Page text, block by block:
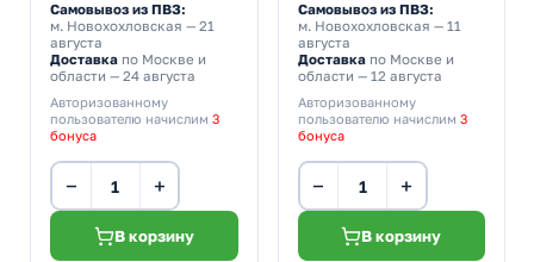
Самовывоз из ПВЗ:
м. Новохохловская — 21
августа
Доставка по Москве и
области — 24 августа
Авторизованному
пользователю начислим 3
бонуса
− +
В корзину
Самовывоз из ПВЗ:
м. Новохохловская — 11
августа
Доставкапо Москве и
области — 12 августа
Авторизованному
пользователю начислим 3
бонуса
− +
В корзину